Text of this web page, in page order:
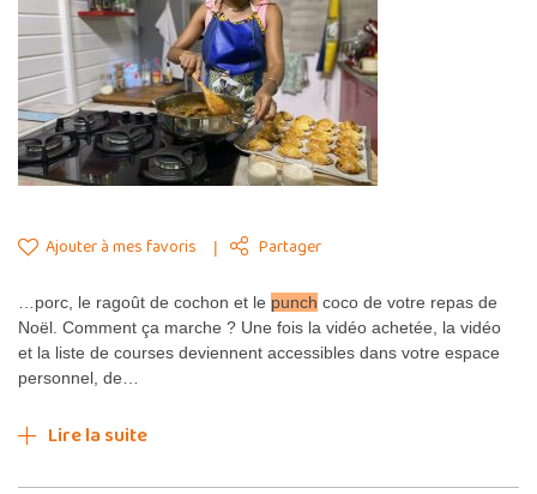
Ajouter à mes favoris Partager
…porc, le ragoût de cochon et le punch coco de votre repas de
Noël. Comment ça marche ? Une fois la vidéo achetée, la vidéo
et la liste de courses deviennent accessibles dans votre espace
personnel, de…
Lire la suite